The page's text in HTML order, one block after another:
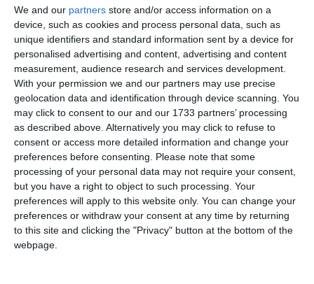
We and our partners store and/or access information on a
device, such as cookies and process personal data, such as
unique identifiers and standard information sent by a device for
personalised advertising and content, advertising and content
measurement, audience research and services development.
With your permission we and our partners may use precise
geolocation data and identification through device scanning. You
may click to consent to our and our 1733 partners’ processing
as described above. Alternatively you may click to refuse to
consent or access more detailed information and change your
preferences before consenting.
Please note that some
processing of your personal data may not require your consent,
but you have a right to object to such processing. Your
preferences will apply to this website only. You can change your
preferences or withdraw your consent at any time by returning
to this site and clicking the "Privacy" button at the bottom of the
webpage.
Adaugă-ne ca sursă în Google
Urmărește-ne pe Google News
Urmărește-ne pe Whatsapp
Ti-a placut articolul?
COMENTARII